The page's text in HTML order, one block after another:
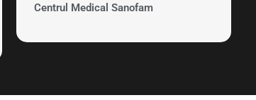
Centrul Medical Sanofam